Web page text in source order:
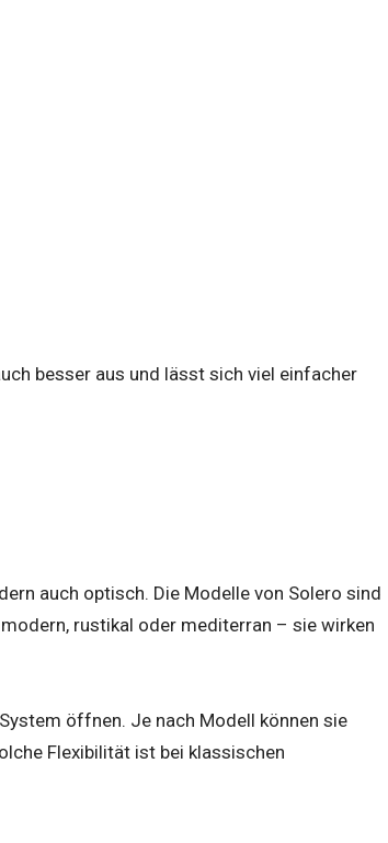
besser aus und lässt sich viel einfacher
auch optisch. Die Modelle von Solero sind
rustikal oder mediterran – sie wirken
öffnen. Je nach Modell können sie
Flexibilität ist bei klassischen